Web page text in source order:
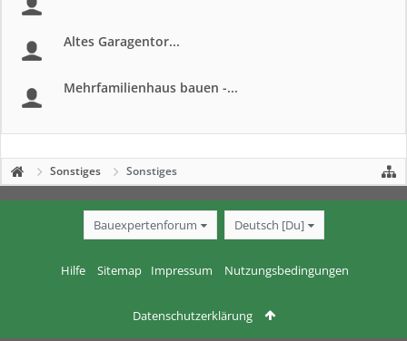
Altes Garagentor...
Mehrfamilienhaus bauen -...
Sonstiges Sonstiges
Bauexpertenforum Deutsch [Du]
Hilfe Sitemap Impressum Nutzungsbedingungen
Datenschutzerklärung